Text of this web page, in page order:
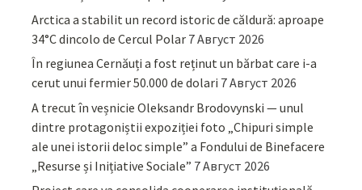
Arctica a stabilit un record istoric de căldură: aproape
34°C dincolo de Cercul Polar 7 Август 2026
În regiunea Cernăuți a fost reținut un bărbat care i-a
cerut unui fermier 50.000 de dolari 7 Август 2026
A trecut în veșnicie Oleksandr Brodovynski — unul
dintre protagoniștii expoziției foto „Chipuri simple
ale unei istorii deloc simple” a Fondului de Binefacere
„Resurse și Inițiative Sociale” 7 Август 2026